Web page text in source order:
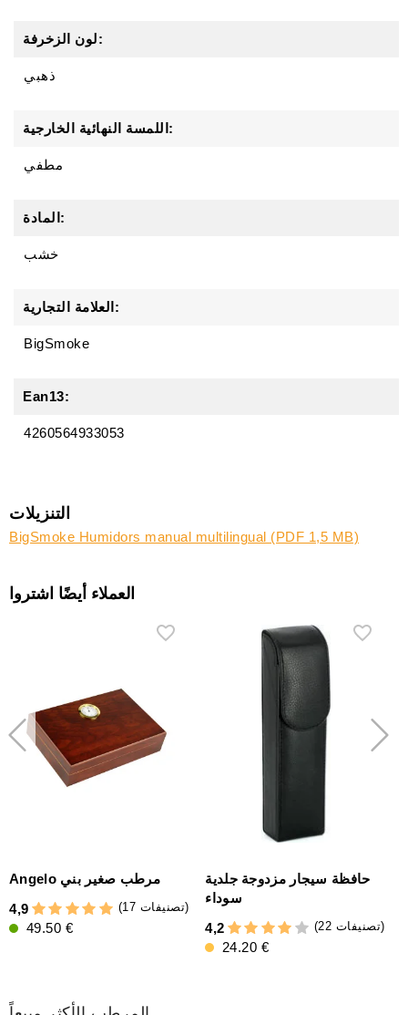
لون الزخرفة:
ذهبي
اللمسة النهائية الخارجية:
مطفي
المادة:
خشب
العلامة التجارية:
BigSmoke
Ean13:
4260564933053
التنزيلات
BigSmoke Humidors manual multilingual (PDF 1,5 MB)
العملاء أيضًا اشتروا
Angelo مرطب صغير بني
4,9
(17 تصنيفات)
49.50 €
حافظة سيجار مزدوجة جلدية
سوداء
4,2
(22 تصنيفات)
24.20 €